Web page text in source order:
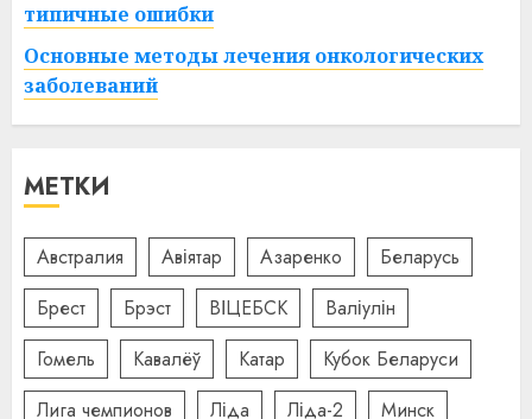
типичные ошибки
Основные методы лечения онкологических
заболеваний
МЕТКИ
Австралия Авіятар Азаренко
Беларусь
Брест
Брэст ВІЦЕБСК
Валіулін
Гомель
Кавалёў Катар
Кубок Беларуси
Лига чемпионов
Ліда Ліда-2
Минск